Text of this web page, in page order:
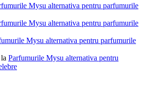
Mysu alternativa pentru parfumurile
Mysu alternativa pentru parfumurile
Mysu alternativa pentru parfumurile
la Parfumurile Mysu alternativa pentru